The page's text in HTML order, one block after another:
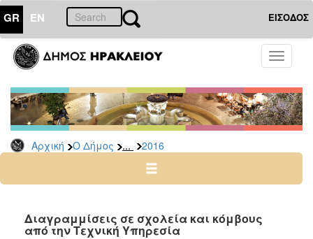
GR EN ΕΙΣΟΔΟΣ
Toggle
Αρχική Ο Δήμος ... 2016
ΔΗΜΟΣ
Δελτία
Τύπου
Αρχείο
2026
2024
2022
Διαγραμμίσεις σε σχολεία και κόμβους
από την Τεχνική Υπηρεσία